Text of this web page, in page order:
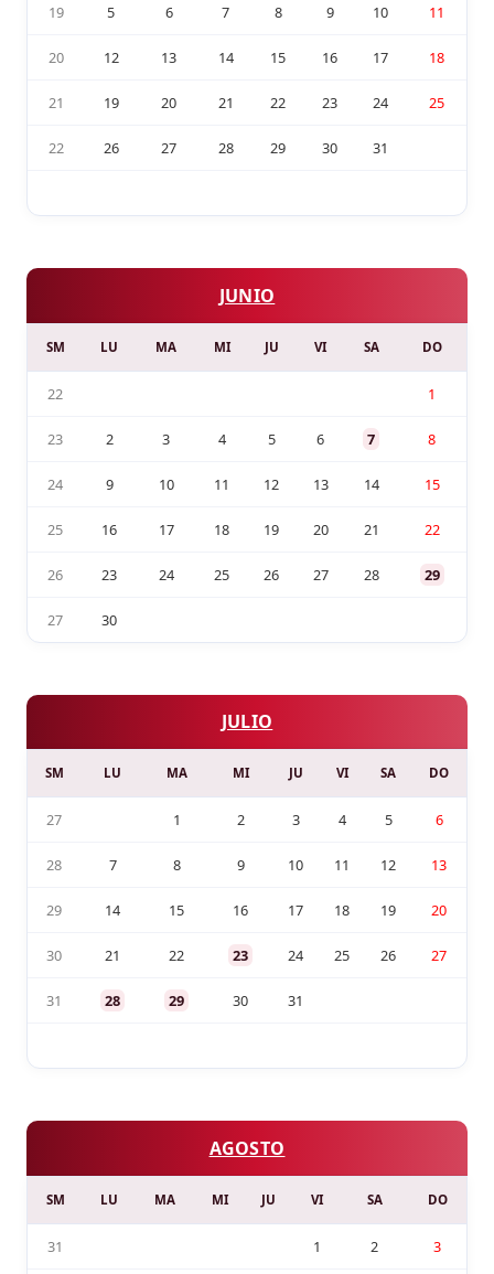
19 5 6 7 8 9 10 11
20 12 13 14 15 16 17 18
21 19 20 21 22 23 24 25
22 26 27 28 29 30 31
JUNIO
SM LU MA MI JU VI SA DO
22 1
23 2 3 4 5 6 7 8
24 9 10 11 12 13 14 15
25 16 17 18 19 20 21 22
26 23 24 25 26 27 28 29
27 30
JULIO
SM LU MA MI JU VI SA DO
27 1 2 3 4 5 6
28 7 8 9 10 11 12 13
29 14 15 16 17 18 19 20
30 21 22 23 24 25 26 27
31 28 29 30 31
AGOSTO
SM LU MA MI JU VI SA DO
31 1 2 3